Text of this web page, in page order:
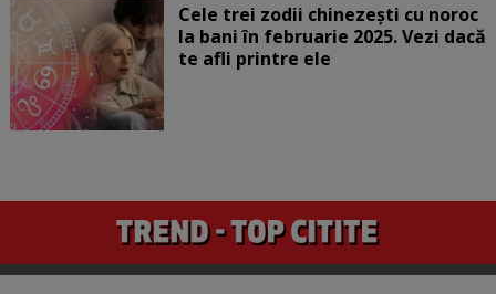
Cele trei zodii chinezești cu noroc
la bani în februarie 2025. Vezi dacă
te afli printre ele